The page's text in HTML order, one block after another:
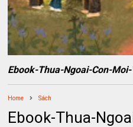
Ebook-Thua-Ngoai-Con-
Home Sách
Ebook-Thua-